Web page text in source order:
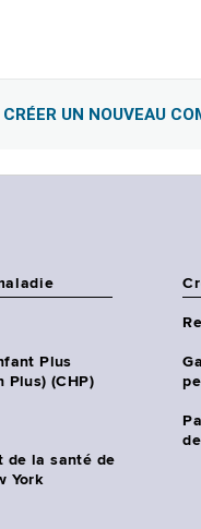
CRÉER UN NOUVEAU
Plus
Plus) (CHP)
de la santé de
York